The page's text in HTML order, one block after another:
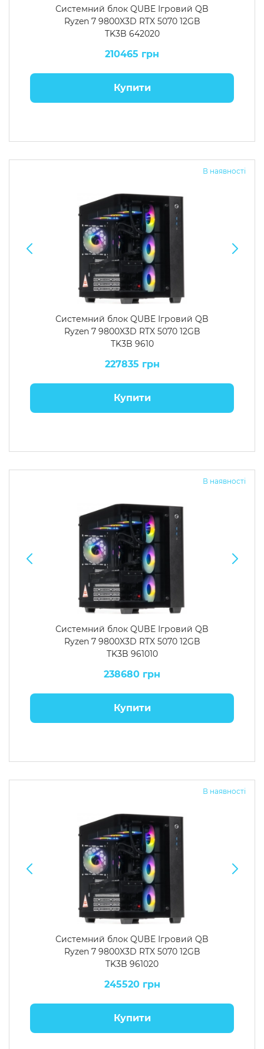
Системний блок QUBE Ігровий QB
Ryzen 7 9800X3D RTX 5070 12GB
TK3B 642020
210465 грн
Купити
В наявності
Системний блок QUBE Ігровий QB
Ryzen 7 9800X3D RTX 5070 12GB
TK3B 9610
227835 грн
Купити
В наявності
Системний блок QUBE Ігровий QB
Ryzen 7 9800X3D RTX 5070 12GB
TK3B 961010
238680 грн
Купити
В наявності
Системний блок QUBE Ігровий QB
Ryzen 7 9800X3D RTX 5070 12GB
TK3B 961020
245520 грн
Купити